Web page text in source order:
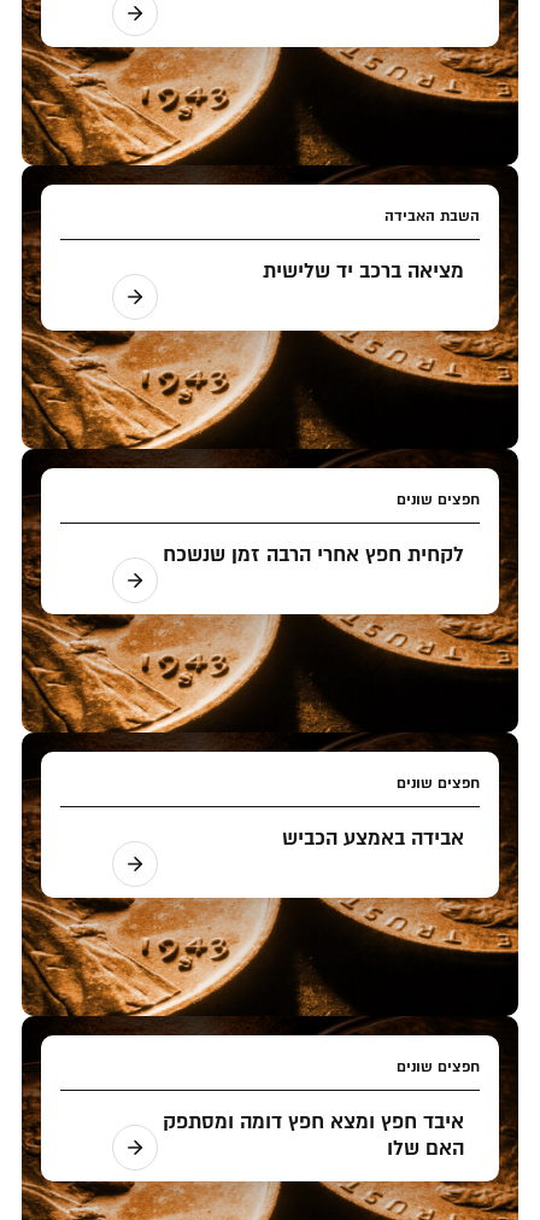
השבת האבידה
מציאה ברכב יד שלישית
חפצים שונים
לקחית חפץ אחרי הרבה זמן שנשכח
חפצים שונים
אבידה באמצע הכביש
חפצים שונים
איבד חפץ ומצא חפץ דומה ומסתפק
האם שלו